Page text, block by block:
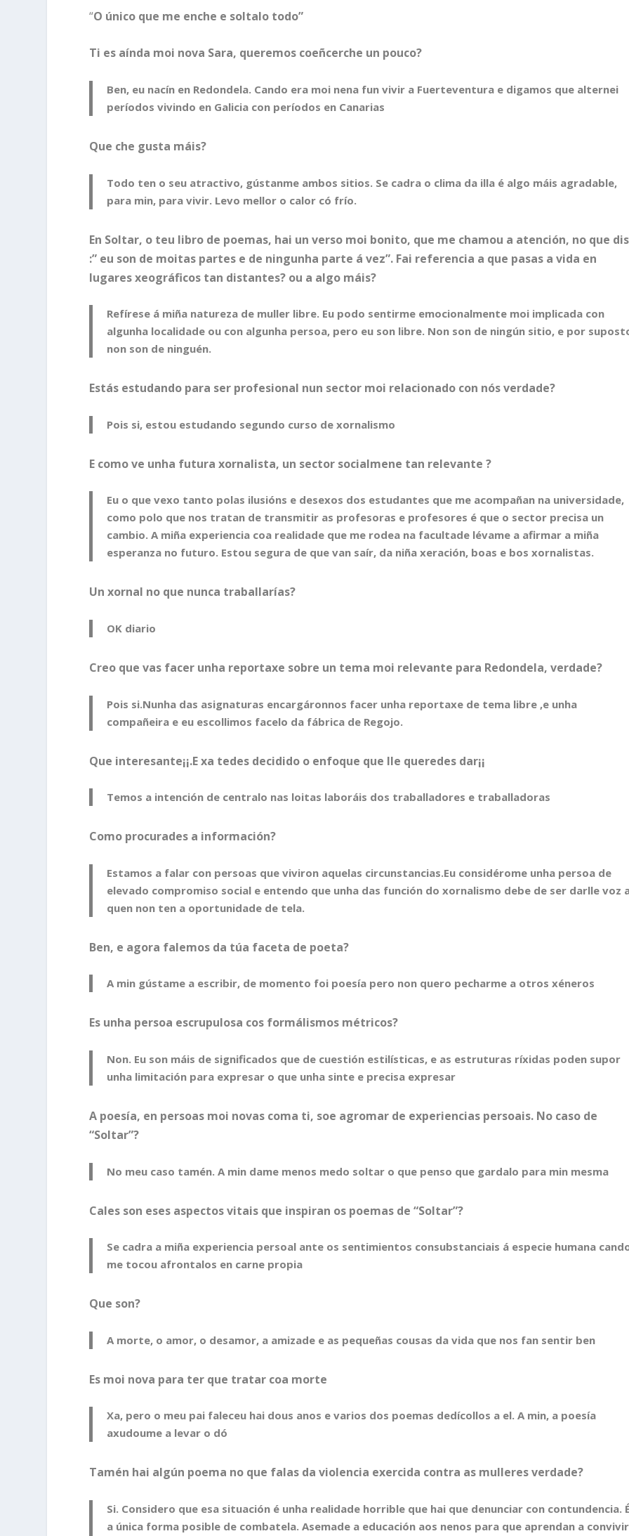
“O único que me enche e soltalo todo”
Ti es aínda moi nova Sara, queremos coeñcerche un pouco?
Ben, eu nacín en Redondela. Cando era moi nena fun vivir a Fuerteventura e digamos que alternei
períodos vivindo en Galicia con períodos en Canarias
Que che gusta máis?
Todo ten o seu atractivo, gústanme ambos sitios. Se cadra o clima da illa é algo máis agradable,
para min, para vivir. Levo mellor o calor có frío.
En Soltar, o teu libro de poemas, hai un verso moi bonito, que me chamou a atención, no que dis
:” eu son de moitas partes e de ningunha parte á vez”. Fai referencia a que pasas a vida en
lugares xeográficos tan distantes? ou a algo máis?
Refírese á miña natureza de muller libre. Eu podo sentirme emocionalmente moi implicada con
algunha localidade ou con algunha persoa, pero eu son libre. Non son de ningún sitio, e por
non son de ninguén.
Estás estudando para ser profesional nun sector moi relacionado con nós verdade?
Pois si, estou estudando segundo curso de xornalismo
E como ve unha futura xornalista, un sector socialmene tan relevante ?
Eu o que vexo tanto polas ilusións e desexos dos estudantes que me acompañan na universidade,
como polo que nos tratan de transmitir as profesoras e profesores é que o sector precisa un
cambio. A miña experiencia coa realidade que me rodea na facultade lévame a afirmar a miña
esperanza no futuro. Estou segura de que van saír, da niña xeración, boas e bos xornalistas.
Un xornal no que nunca traballarías?
OK diario
Creo que vas facer unha reportaxe sobre un tema moi relevante para Redondela, verdade?
Pois si.Nunha das asignaturas encargáronnos facer unha reportaxe de tema libre ,e unha
compañeira e eu escollimos facelo da fábrica de Regojo.
Que interesante¡¡.E xa tedes decidido o enfoque que lle queredes dar¡¡
Temos a intención de centralo nas loitas laboráis dos traballadores e traballadoras
Como procurades a información?
Estamos a falar con persoas que viviron aquelas circunstancias.Eu considérome unha persoa de
elevado compromiso social e entendo que unha das función do xornalismo debe de ser darlle voz
quen non ten a oportunidade de tela.
Ben, e agora falemos da túa faceta de poeta?
A min gústame a escribir, de momento foi poesía pero non quero pecharme a otros xéneros
Es unha persoa escrupulosa cos formálismos métricos?
Non. Eu son máis de significados que de cuestión estilísticas, e as estruturas ríxidas poden supor
unha limitación para expresar o que unha sinte e precisa expresar
A poesía, en persoas moi novas coma ti, soe agromar de experiencias persoais. No caso de
“Soltar”?
No meu caso tamén. A min dame menos medo soltar o que penso que gardalo para min mesma
Cales son eses aspectos vitais que inspiran os poemas de “Soltar”?
Se cadra a miña experiencia persoal ante os sentimientos consubstanciais á especie humana
me tocou afrontalos en carne propia
Que son?
A morte, o amor, o desamor, a amizade e as pequeñas cousas da vida que nos fan sentir ben
Es moi nova para ter que tratar coa morte
Xa, pero o meu pai faleceu hai dous anos e varios dos poemas dedícollos a el. A min, a poesía
axudoume a levar o dó
Tamén hai algún poema no que falas da violencia exercida contra as mulleres verdade?
Si. Considero que esa situación é unha realidade horrible que hai que denunciar con contundencia.
a única forma posible de combatela. Asemade a educación aos nenos para que aprendan a convivir